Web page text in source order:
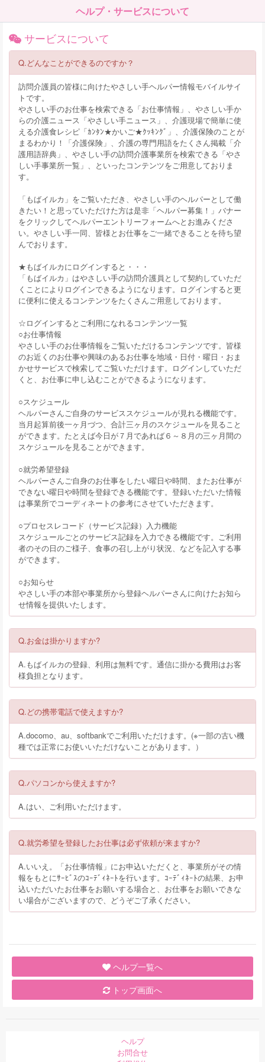
ヘルプ・サービスについて
サービスについて
Q.どんなことができるのですか？
訪問介護員の皆様に向けたやさしい手ヘルパー情報モバイルサイ
トです。
やさしい手のお仕事を検索できる「お仕事情報」、やさしい手か
らの介護ニュース「やさしい手ニュース」、介護現場で簡単に使
える介護食レシピ「ｶﾝﾀﾝ★かいご★ｸｯｷﾝｸﾞ」、介護保険のことが
まるわかり！「介護保険」、介護の専門用語をたくさん掲載「介
護用語辞典」、やさしい手の訪問介護事業所を検索できる「やさ
しい手事業所一覧」、といったコンテンツをご用意しておりま
す。
「もばイルカ」をご覧いただき、やさしい手のヘルパーとして働
きたい！と思っていただけた方は是非「ヘルパー募集！」バナー
をクリックしてヘルパーエントリーフォームへとお進みくださ
い。やさしい手一同、皆様とお仕事をご一緒できることを待ち望
んでおります。
★もばイルカにログインすると・・・
「もばイルカ」はやさしい手の訪問介護員として契約していただ
くことによりログインできるようになります。ログインすると更
に便利に使えるコンテンツをたくさんご用意しております。
☆ログインするとご利用になれるコンテンツ一覧
○お仕事情報
やさしい手のお仕事情報をご覧いただけるコンテンツです。皆様
のお近くのお仕事や興味のあるお仕事を地域・日付・曜日・おま
かせサービスで検索してご覧いただけます。ログインしていただ
くと、お仕事に申し込むことができるようになります。
○スケジュール
ヘルパーさんご自身のサービススケジュールが見れる機能です。
当月起算前後一ヶ月づつ、合計三ヶ月のスケジュールを見ること
ができます。たとえば今日が７月であれば６～８月の三ヶ月間の
スケジュールを見ることができます。
○就労希望登録
ヘルパーさんご自身のお仕事をしたい曜日や時間、またお仕事が
できない曜日や時間を登録できる機能です。登録いただいた情報
は事業所でコーディネートの参考にさせていただきます。
○プロセスレコード（サービス記録）入力機能
スケジュールごとのサービス記録を入力できる機能です。ご利用
者のその日のご様子、食事の召し上がり状況、などを記入する事
ができます。
○お知らせ
やさしい手の本部や事業所から登録ヘルパーさんに向けたお知ら
せ情報を提供いたします。
Q.お金は掛かりますか?
A.もばイルカの登録、利用は無料です。通信に掛かる費用はお客
様負担となります。
Q.どの携帯電話で使えますか?
A.docomo、au、softbankでご利用いただけます。(※一部の古い機
種では正常にお使いいただけないことがあります。）
Q.パソコンから使えますか?
A.はい、ご利用いただけます。
Q.就労希望を登録したお仕事は必ず依頼が来ますか?
A.いいえ。「お仕事情報」にお申込いただくと、事業所がその情
報をもとにｻｰﾋﾞｽのｺｰﾃﾞｨﾈｰﾄを行います。ｺｰﾃﾞｨﾈｰﾄの結果、お申
込いただいたお仕事をお願いする場合と、お仕事をお願いできな
い場合がございますので、どうぞご了承ください。
ヘルプ一覧へ
トップ画面へ
ヘルプ
お問合せ